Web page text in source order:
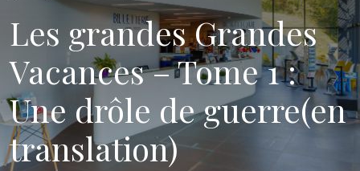
Les grandes Grandes
Vacances – Tome 1 :
Une drôle de guerre(en
translation)